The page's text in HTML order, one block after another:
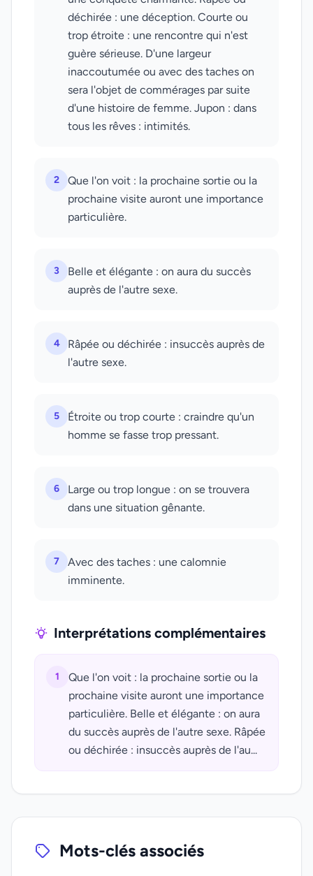
déchirée : une déception. Courte ou
trop étroite : une rencontre qui n'est
guère sérieuse. D'une largeur
inaccoutumée ou avec des taches on
sera l'objet de commérages par suite
d'une histoire de femme. Jupon : dans
tous les rêves : intimités.
2
Que l'on voit : la prochaine sortie ou la
prochaine visite auront une importance
particulière.
3
Belle et élégante : on aura du succès
auprès de l'autre sexe.
4
Râpée ou déchirée : insuccès auprès de
l'autre sexe.
5
Étroite ou trop courte : craindre qu'un
homme se fasse trop pressant.
6
Large ou trop longue : on se trouvera
dans une situation gênante.
7
Avec des taches : une calomnie
imminente.
Interprétations complémentaires
1
Que l'on voit : la prochaine sortie ou la
prochaine visite auront une importance
particulière. Belle et élégante : on aura
du succès auprès de l'autre sexe. Râpée
ou déchirée : insuccès auprès de l'au...
Mots-clés associés